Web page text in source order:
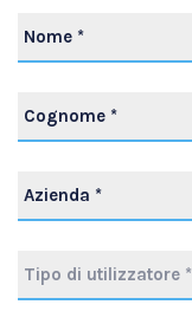
Tipo di utilizzatore *